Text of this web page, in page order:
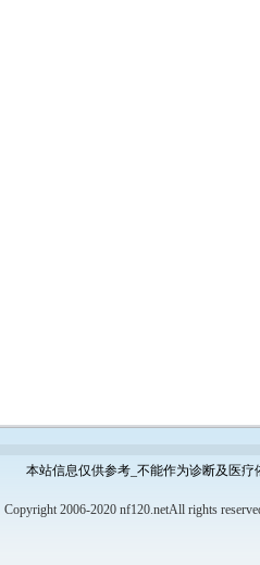
本站信息仅供参考_不能作为诊断及医疗
Copyright 2006-2020 nf120.netAll rights